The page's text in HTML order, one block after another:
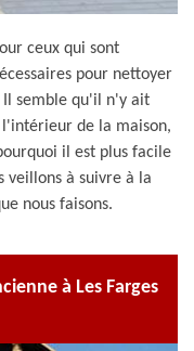
ceux qui sont
pour nettoyer
semble qu'il n'y ait
de la maison,
il est plus facile
veillons à suivre à la
nous faisons.
à Les Farges